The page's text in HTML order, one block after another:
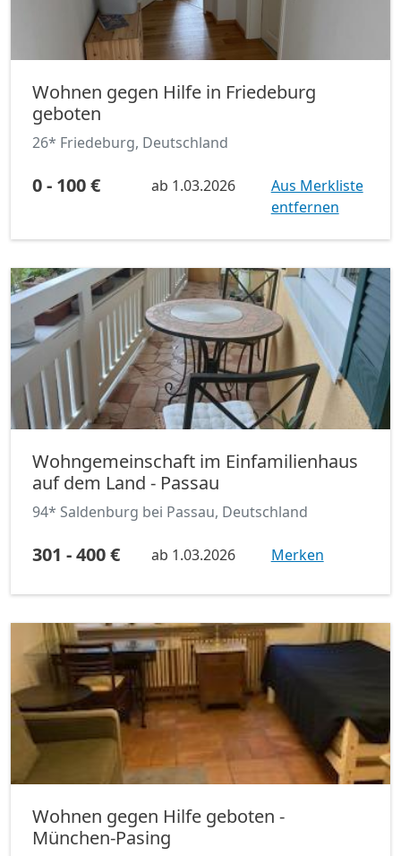
Wohnen gegen Hilfe in Friedeburg
geboten
26* Friedeburg, Deutschland
0 - 100 € ab 1.03.2026
Aus Merkliste
entfernen
Wohngemeinschaft im Einfamilienhaus
auf dem Land - Passau
94* Saldenburg bei Passau, Deutschland
301 - 400 € ab 1.03.2026 Merken
Wohnen gegen Hilfe geboten -
München-Pasing